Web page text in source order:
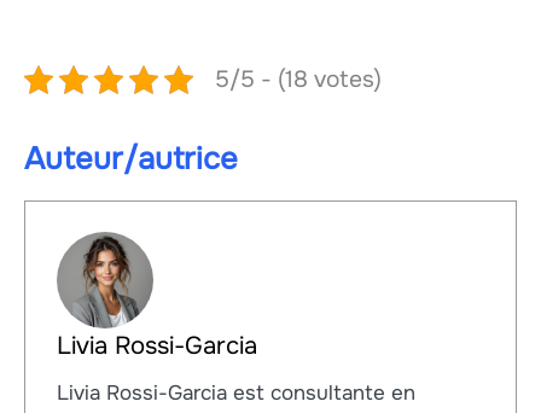
5/5 - (18 votes)
Auteur/autrice
Livia Rossi-Garcia
Livia Rossi-Garcia est consultante en